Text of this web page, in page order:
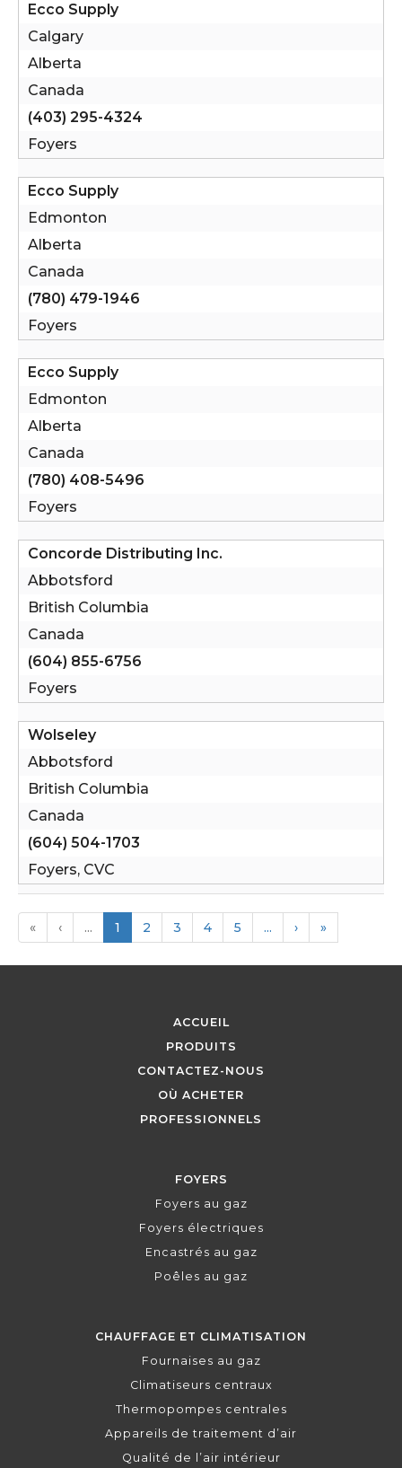
Ecco Supply
Calgary
Alberta
Canada
(403) 295-4324
Foyers
Ecco Supply
Edmonton
Alberta
Canada
(780) 479-1946
Foyers
Ecco Supply
Edmonton
Alberta
Canada
(780) 408-5496
Foyers
Concorde Distributing Inc.
Abbotsford
British Columbia
Canada
(604) 855-6756
Foyers
Wolseley
Abbotsford
British Columbia
Canada
(604) 504-1703
Foyers, CVC
« ‹ ... 1 2 3 4 5 ... › »
ACCUEIL
PRODUITS
CONTACTEZ-NOUS
OÙ ACHETER
PROFESSIONNELS
FOYERS
Foyers au gaz
Foyers électriques
Encastrés au gaz
Poêles au gaz
CHAUFFAGE ET CLIMATISATION
Fournaises au gaz
Climatiseurs centraux
Thermopompes centrales
Appareils de traitement d’air
Qualité de l’air intérieur